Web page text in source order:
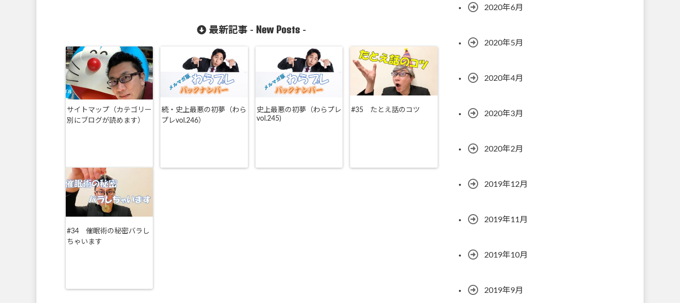
最新記事 - New Posts -
サイトマップ（カテゴリー
別にブログが読めます）
続・史上最悪の初夢（わら
プレvol.246）
史上最悪の初夢（わらプレ
vol.245)
#35 たとえ話のコツ
#34 催眠術の秘密バラし
ちゃいます
2020年6月
2020年5月
2020年4月
2020年3月
2020年2月
2019年12月
2019年11月
2019年10月
2019年9月